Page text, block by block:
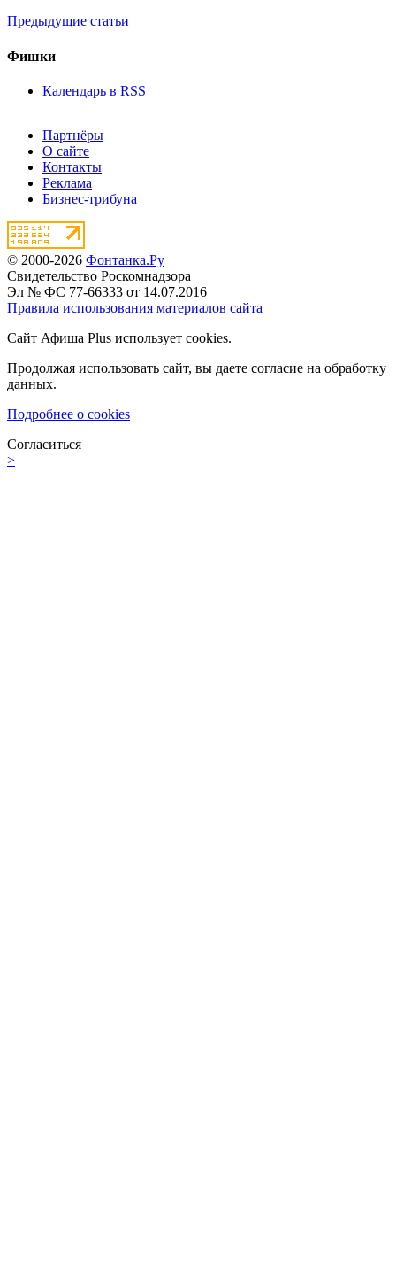
Предыдущие статьи
Фишки
Календарь в RSS
Партнёры
О сайте
Контакты
Реклама
Бизнес-трибуна
© 2000-2026 Фонтанка.Ру
Свидетельство Роскомнадзора
Эл № ФС 77-66333 от 14.07.2016
Правила использования материалов сайта
Сайт Афиша Plus использует cookies.
Продолжая использовать сайт, вы даете согласие на обработку
данных.
Подробнее о cookies
Согласиться
>